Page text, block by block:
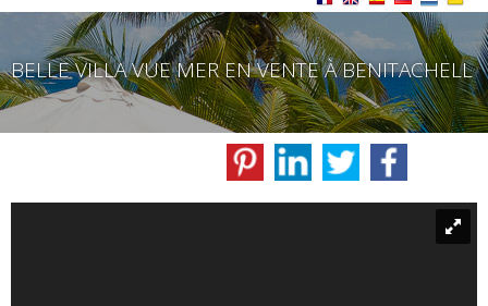
BELLE VILLA VUE MER EN VENTE À BENITACHELL